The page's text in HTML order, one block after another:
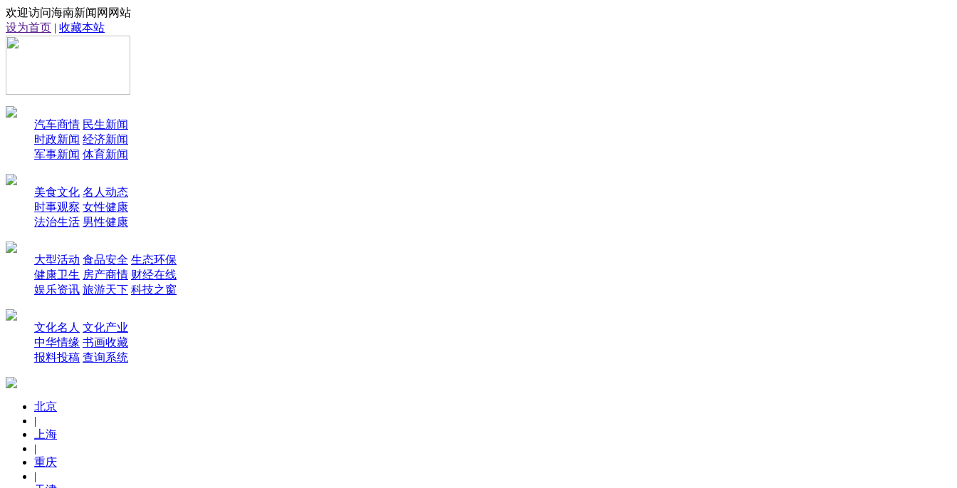
欢迎访问海南新闻网网站
设为首页 | 收藏本站
汽车商情 民生新闻
时政新闻 经济新闻
军事新闻 体育新闻
美食文化 名人动态
时事观察 女性健康
法治生活 男性健康
大型活动 食品安全 生态环保
健康卫生 房产商情 财经在线
娱乐资讯 旅游天下 科技之窗
文化名人 文化产业
中华情缘 书画收藏
报料投稿 查询系统
北京
|
上海
|
重庆
|